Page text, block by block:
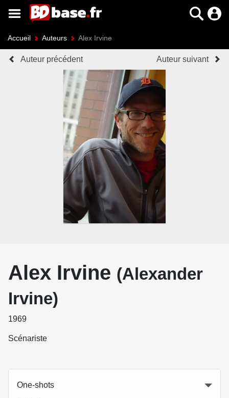
Accueil Auteurs Alex Irvine
Auteur précédent Auteur suivant
Alex Irvine (Alexander
Irvine)
1969
Scénariste
One-shots